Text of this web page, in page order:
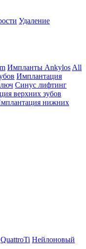
Удаление
Импланты Ankylos All
Имплантация
Синус лифтинг
верхних зубов
нижних
QuattroTi Нейлоновый